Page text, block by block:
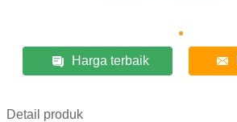
Harga terbaik
Detail produk